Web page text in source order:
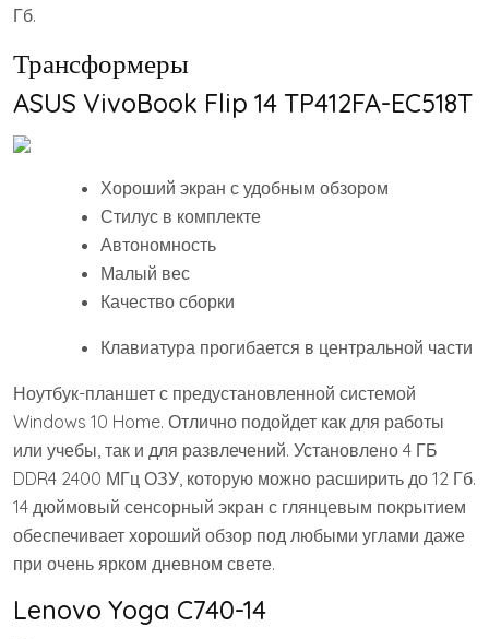
Гб.
Трансформеры
ASUS VivoBook Flip 14 TP412FA-EC518T
Хороший экран с удобным обзором
Стилус в комплекте
Автономность
Малый вес
Качество сборки
Клавиатура прогибается в центральной части
Ноутбук-планшет с предустановленной системой
Windows 10 Home. Отлично подойдет как для работы
или учебы, так и для развлечений. Установлено 4 ГБ
DDR4 2400 МГц ОЗУ, которую можно расширить до 12 Гб.
14 дюймовый сенсорный экран с глянцевым покрытием
обеспечивает хороший обзор под любыми углами даже
при очень ярком дневном свете.
Lenovo Yoga C740-14